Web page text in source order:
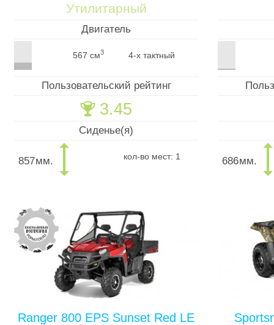
Утилитарный
Двигатель
567 см3 4-х тактный
Пользовательский рейтинг
🏆 3.45
Сиденье(я)
857мм. кол-во мест: 1 686мм.
Ranger 800 EPS Sunset Red LE